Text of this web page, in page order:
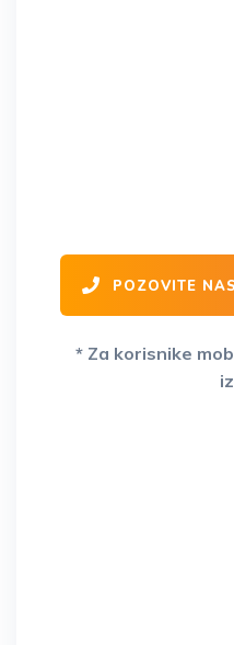
POZOVITE
* Za korisnike